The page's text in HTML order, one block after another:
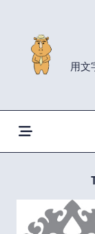
content
用文